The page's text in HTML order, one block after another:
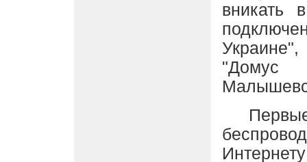
вникать
Первые